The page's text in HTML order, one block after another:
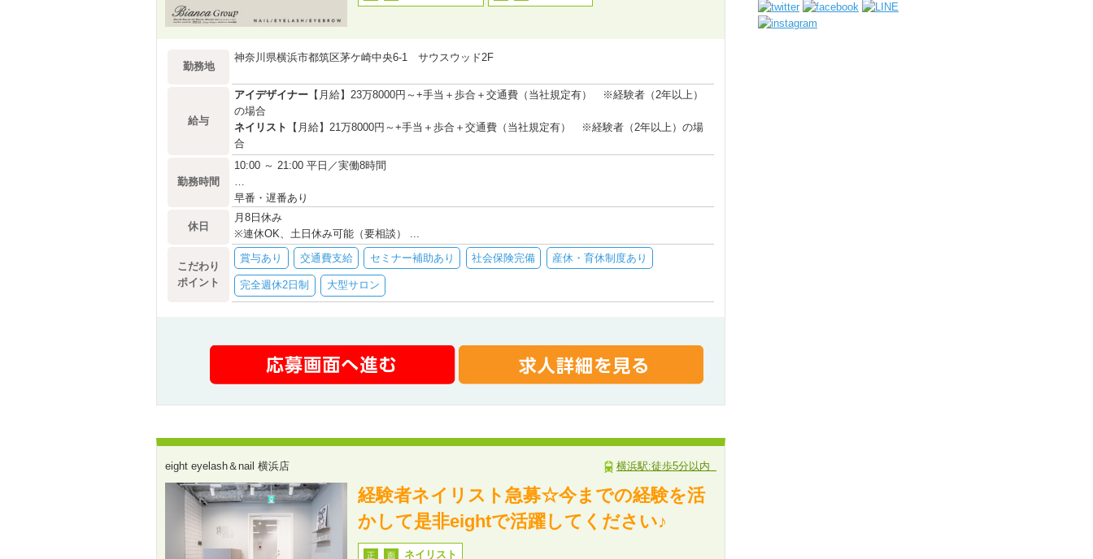
勤務地
神奈川県横浜市都筑区茅ケ崎中央6-1 サウスウッド2F
給与
アイデザイナー 【月給】23万8000円～+手当＋歩合＋交通費（当社規定有） ※経験者（2年以上）
の場合
ネイリスト
【月給】21万8000円～+手当＋歩合＋交通費（当社規定有） ※経験者（2年以上）の場
合
勤務時間
10:00 ～ 21:00 平日／実働8時間
…
早番・遅番あり
休日
月8日休み
※連休OK、土日休み可能（要相談） ...
こだわり
ポイント
賞与あり 交通費支給 セミナー補助あり 社会保険完備 産休・育休制度あり
完全週休2日制 大型サロン
eight eyelash＆nail 横浜店 横浜駅:徒歩5分以内
経験者ネイリスト急募☆今までの経験を活
かして是非eightで活躍してください♪
正 面 ネイリスト